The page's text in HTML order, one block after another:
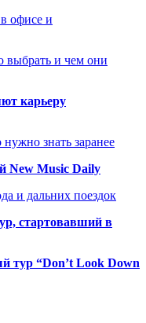
офисе и
выбрать и чем они
карьеру
знать заранее
New Music Daily
и дальних поездок
стартовавший в
тур “Don’t Look Down